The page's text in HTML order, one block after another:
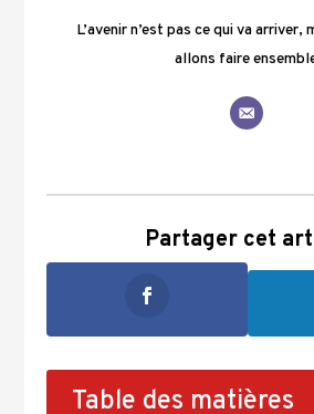
L’avenir n’est pas ce qui va arriver,
allons faire
Partager cet
Table des matières